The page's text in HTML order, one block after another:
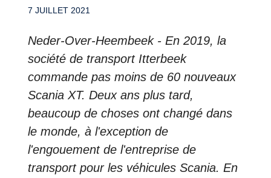
7 JUILLET 2021
Neder-Over-Heembeek - En 2019, la
société de transport Itterbeek
commande pas moins de 60 nouveaux
Scania XT. Deux ans plus tard,
beaucoup de choses ont changé dans
le monde, à l'exception de
l'engouement de l'entreprise de
transport pour les véhicules Scania. En